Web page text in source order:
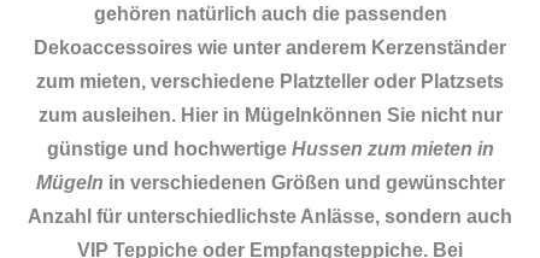
gehören natürlich auch die passenden
Dekoaccessoires wie unter anderem Kerzenständer
zum mieten, verschiedene Platzteller oder Platzsets
zum ausleihen. Hier in Mügelnkönnen Sie nicht nur
günstige und hochwertige Hussen zum mieten in
Mügeln in verschiedenen Größen und gewünschter
Anzahl für unterschiedlichste Anlässe, sondern auch
VIP Teppiche oder Empfangsteppiche. Bei